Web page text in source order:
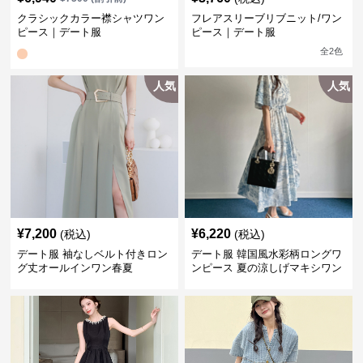
クラシックカラー襟シャツワン
ピース｜デート服
フレアスリーブリブニット/ワン
ピース｜デート服
全2色
人気
¥7,200 (税込)
デート服 袖なしベルト付きロン
グ丈オールインワン春夏
人気
¥6,220 (税込)
デート服 韓国風水彩柄ロングワ
ンピース 夏の涼しげマキシワン